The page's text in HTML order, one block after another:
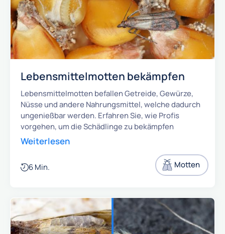
Lebensmittelmotten bekämpfen
Lebensmittelmotten befallen Getreide, Gewürze,
Nüsse und andere Nahrungsmittel, welche dadurch
ungenießbar werden. Erfahren Sie, wie Profis
vorgehen, um die Schädlinge zu bekämpfen
Weiterlesen
6 Min. Motten